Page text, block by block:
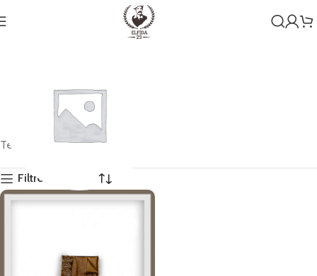
Tek bir sonuç gösteriliyor
Filtreleri Göster